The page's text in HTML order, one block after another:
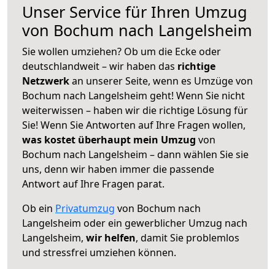
Unser Service für Ihren Umzug
von Bochum nach Langelsheim
Sie wollen umziehen? Ob um die Ecke oder
deutschlandweit – wir haben das richtige
Netzwerkan unserer Seite, wenn es Umzüge von
Bochum nach Langelsheim geht! Wenn Sie nicht
weiterwissen – haben wir die richtige Lösung für
Sie! Wenn Sie Antworten auf Ihre Fragen wollen,
was kostet überhaupt mein Umzug von
Bochum nach Langelsheim – dann wählen Sie sie
uns, denn wir haben immer die passende
Antwort auf Ihre Fragen parat.
Ob ein Privatumzug von Bochum nach
Langelsheim oder ein gewerblicher Umzug nach
Langelsheim, wir helfen, damit Sie problemlos
und stressfrei umziehen können.